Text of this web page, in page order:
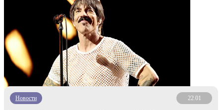
Новости 22.01